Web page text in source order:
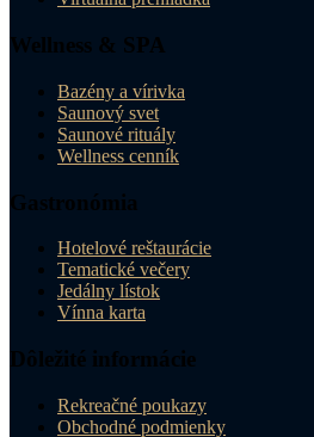
Wellness & SPA
Bazény a vírivka
Saunový svet
Saunové rituály
Wellness cenník
Gastronómia
Hotelové reštaurácie
Tematické večery
Jedálny lístok
Vínna karta
Dôležité informácie
Rekreačné poukazy
Obchodné podmienky